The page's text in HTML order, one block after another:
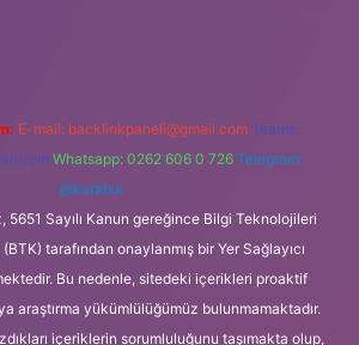
E-mail: backlinkpaneli@gmail.com Teams:
Whatsapp: 0262 606 0 726 Telegram:
@karabul
5651 Sayılı Kanun gereğince Bilgi Teknolojileri
tarafından onaylanmış bir Yer Sağlayıcı
Bu nedenle, sitedeki içerikleri proaktif
araştırma yükümlülüğümüz bulunmamaktadır.
içeriklerin sorumluluğunu taşımakta olup,